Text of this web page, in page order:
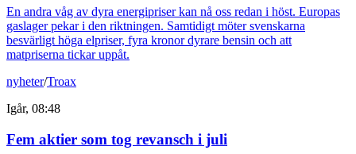
En andra våg av dyra energipriser kan nå oss redan i höst. Europas
gaslager pekar i den riktningen. Samtidigt möter svenskarna
besvärligt höga elpriser, fyra kronor dyrare bensin och att
matpriserna tickar uppåt.
nyheter/Troax
Igår, 08:48
Fem aktier som tog revansch i juli